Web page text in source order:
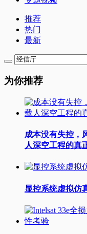
推荐
热门
最新
为你推荐
成本没有失控，
人深空工程的真
显控系统虚拟仿